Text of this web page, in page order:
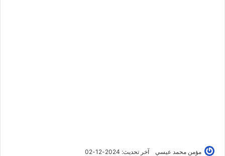
مؤمن محمد عيسي آخر تحديث: 2024-12-02